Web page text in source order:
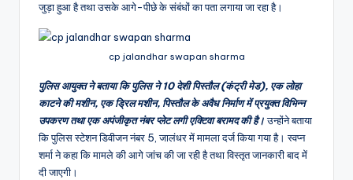
जुड़ा हुआ है तथा उसके आगे-पीछे के संबंधों का पता लगाया जा रहा है।
cp jalandhar swapan sharma
पुलिस आयुक्त ने बताया कि पुलिस ने 10 देशी पिस्तौल (कंट्री मेड), एक लोहा
काटने की मशीन, एक ड्रिल मशीन, पिस्तौल के अवैध निर्माण में प्रयुक्त विभिन्न
उपकरण तथा एक अपंजीकृत नंबर प्लेट लगी एक्टिवा बरामद की है। उन्होंने बताया
कि पुलिस स्टेशन डिवीजन नंबर 5, जालंधर में मामला दर्ज किया गया है। स्वप्न
शर्मा ने कहा कि मामले की आगे जांच की जा रही है तथा विस्तृत जानकारी बाद में
दी जाएगी।